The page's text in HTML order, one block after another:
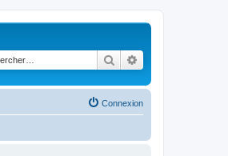
Rechercher
Connexion